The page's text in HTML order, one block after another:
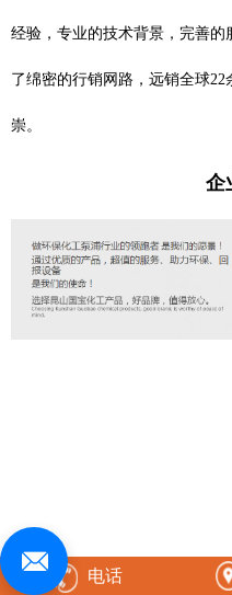
经验，专业的技术背景，完善
了绵密的行销网路，远销全球
崇。
企
电话